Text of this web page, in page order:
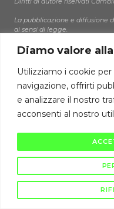
Diamo valore
Utilizziamo i cookie
navigazione, offrirti
e analizzare il nostro
acconsenti al nostro
La pubblicazione e diffusione
ai sensi di legge.